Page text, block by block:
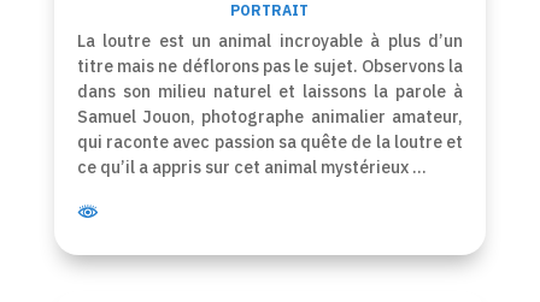
PORTRAIT
La loutre est un animal incroyable à plus d’un
titre mais ne déflorons pas le sujet. Observons la
dans son milieu naturel et laissons la parole à
Samuel Jouon, photographe animalier amateur,
qui raconte avec passion sa quête de la loutre et
ce qu’il a appris sur cet animal mystérieux …